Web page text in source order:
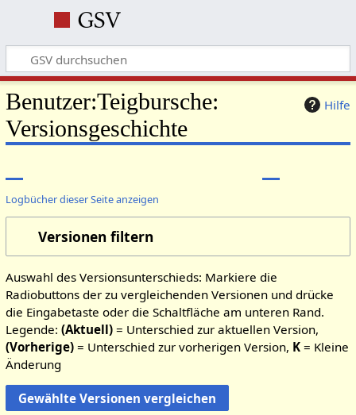
Hilfe
Benutzer:Teigbursche:
Versionsgeschichte
Logbücher dieser Seite anzeigen
Versionen filtern
Auswahl des Versionsunterschieds: Markiere die
Radiobuttons der zu vergleichenden Versionen und drücke
die Eingabetaste oder die Schaltfläche am unteren Rand.
Legende: (Aktuell)= Unterschied zur aktuellen Version,
(Vorherige)= Unterschied zur vorherigen Version, K= Kleine
Änderung